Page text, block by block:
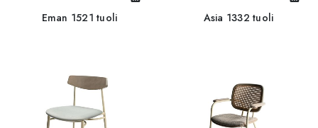
Eman 1521 tuoli Asia 1332 tuoli